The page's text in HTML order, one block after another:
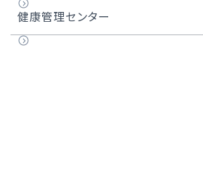
頭頸部アルミノックス治療
膠原病リウマチセンター長のご紹介
健康管理センター